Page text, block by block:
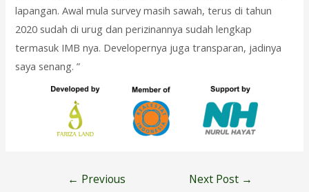
lapangan. Awal mula survey masih sawah, terus di tahun
2020 sudah di urug dan perizinannya sudah lengkap
termasuk IMB nya. Developernya juga transparan, jadinya
saya senang. ”
← Previous
Next Post →